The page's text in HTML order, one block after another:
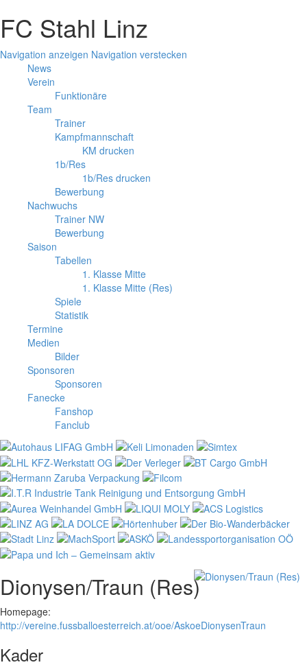
FC Stahl Linz
Navigation anzeigen Navigation verstecken
News
Verein
Funktionäre
Team
Trainer
Kampfmannschaft
KM drucken
1b/Res
1b/Res drucken
Bewerbung
Nachwuchs
Trainer NW
Bewerbung
Saison
Tabellen
1. Klasse Mitte
1. Klasse Mitte (Res)
Spiele
Statistik
Termine
Medien
Bilder
Sponsoren
Sponsoren
Fanecke
Fanshop
Fanclub
Dionysen/Traun (Res)
Homepage:
http://vereine.fussballoesterreich.at/ooe/AskoeDionysenTraun
Kader